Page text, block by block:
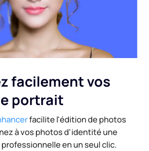
facilement vos
portrait
facilite l'édition de photos
à vos photos d'identité une
en un seul clic.